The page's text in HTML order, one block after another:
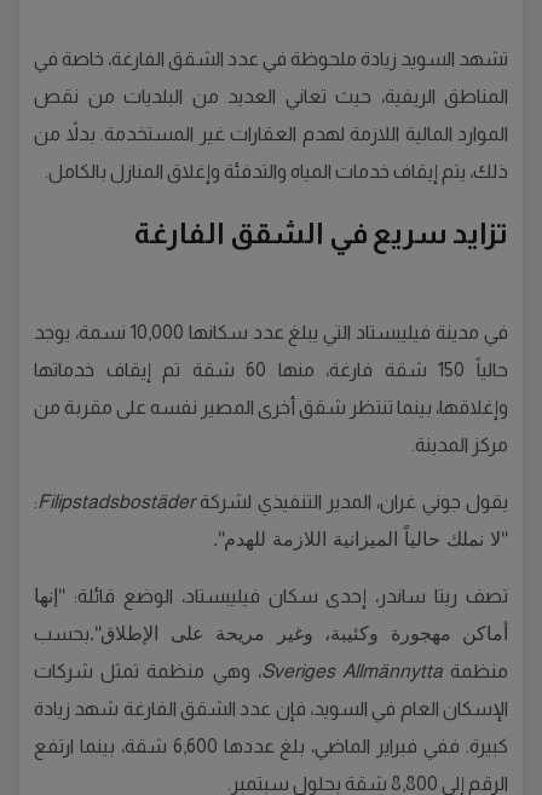
تشهد السويد زيادة ملحوظة في عدد الشقق الفارغة، خاصة في
المناطق الريفية، حيث تعاني العديد من البلديات من نقص
الموارد المالية اللازمة لهدم العقارات غير المستخدمة. بدلاً من
ذلك، يتم إيقاف خدمات المياه والتدفئة وإغلاق المنازل بالكامل.
تزايد سريع في الشقق الفارغة
في مدينة فيليبستاد التي يبلغ عدد سكانها 10,000 نسمة، يوجد
حالياً 150 شقة فارغة، منها 60 شقة تم إيقاف خدماتها
وإغلاقها، بينما تنتظر شقق أخرى المصير نفسه على مقربة من
مركز المدينة.
يقول جوني غران، المدير التنفيذي لشركةFilipstadsbostäder
:
"لا نملك حالياً الميزانية اللازمة للهدم".
تصف ريتا ساندر، إحدى سكان فيليبستاد، الوضع قائلة: "إنها
أماكن مهجورة وكئيبة، وغير مريحة على الإطلاق".بحسب
منظمةSveriges Allmännytta، وهي منظمة تمثل شركات
الإسكان العام في السويد، فإن عدد الشقق الفارغة شهد زيادة
كبيرة. ففي فبراير الماضي، بلغ عددها 6,600 شقة، بينما ارتفع
الرقم إلى 8,800 شقة بحلول سبتمبر.